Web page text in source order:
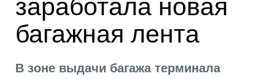
заработала новая
багажная лента
В зоне выдачи багажа терминала